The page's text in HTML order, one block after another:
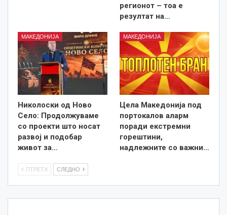
регионот – тоа е
резултат на…
МАКЕДОНИЈА
Николоски од Ново
Село: Продолжуваме
со проекти што носат
развој и подобар
живот за…
МАКЕДОНИЈА
Цела Македонија под
портокалов аларм
поради екстремни
горештини,
надлежните со важни…
ПТРЕТХ СЛЕДНО